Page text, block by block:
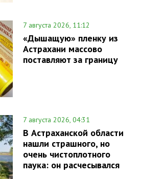
7 августа 2026, 11:12
«Дышащую» пленку из
Астрахани массово
поставляют за границу
7 августа 2026, 04:31
В Астраханской области
нашли страшного, но
очень чистоплотного
паука: он расчесывался